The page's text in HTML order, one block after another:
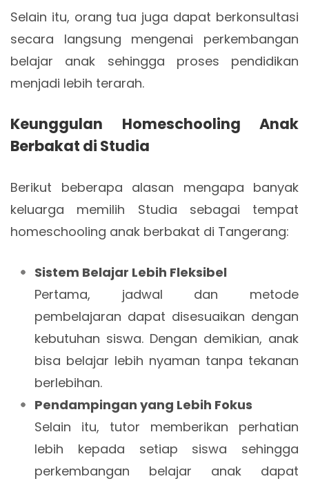
Selain itu, orang tua juga dapat berkonsultasi
secara langsung mengenai perkembangan
belajar anak sehingga proses pendidikan
menjadi lebih terarah.
Keunggulan Homeschooling Anak
Berbakat di Studia
Berikut beberapa alasan mengapa banyak
keluarga memilih Studia sebagai tempat
homeschooling anak berbakat di Tangerang:
Sistem Belajar Lebih Fleksibel
Pertama, jadwal dan metode
pembelajaran dapat disesuaikan dengan
kebutuhan siswa. Dengan demikian, anak
bisa belajar lebih nyaman tanpa tekanan
berlebihan.
Pendampingan yang Lebih Fokus
Selain itu, tutor memberikan perhatian
lebih kepada setiap siswa sehingga
perkembangan belajar anak dapat